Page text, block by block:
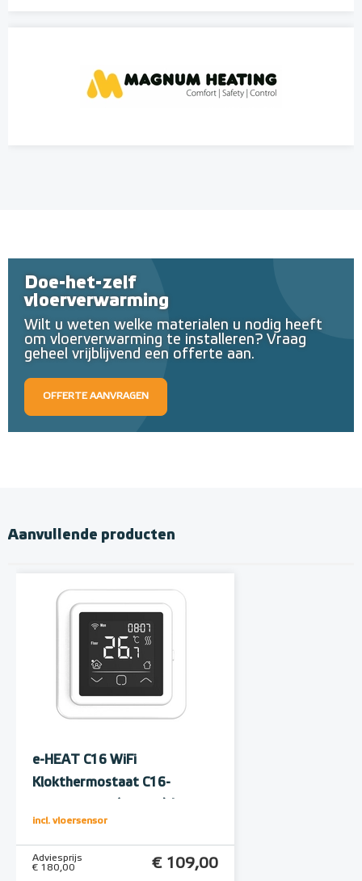
Doe-het-zelf
vloerverwarming
Wilt u weten welke materialen u nodig heeft
om vloerverwarming te installeren? Vraag
geheel vrijblijvend een offerte aan.
OFFERTE AANVRAGEN
Aanvullende producten
e-HEAT C16 WiFi
Klokthermostaat C16-
9010 Wit
incl. vloersensor
Adviesprijs
€ 180,00
€ 109,00